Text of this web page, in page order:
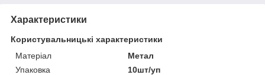
Характеристики
Користувальницькі характеристики
Матеріал
Метал
Упаковка
10шт/уп